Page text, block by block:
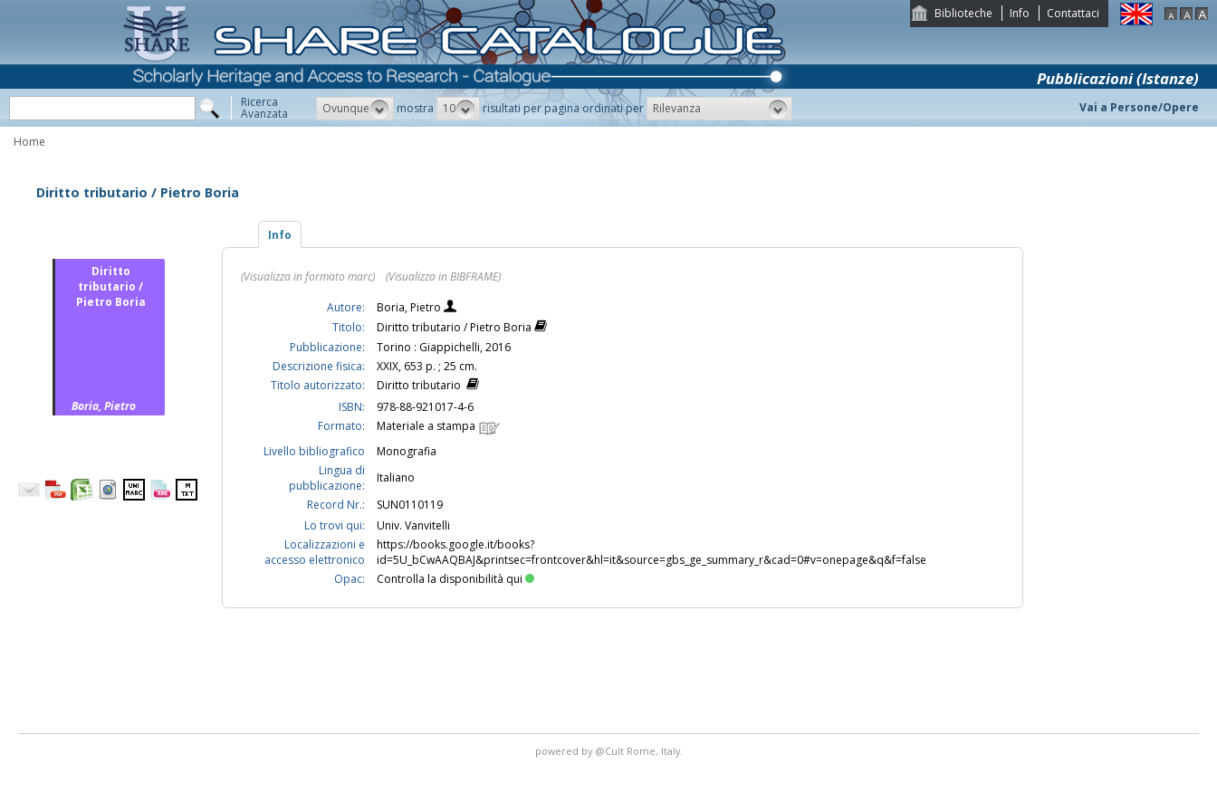
Biblioteche Info Contattaci
Pubblicazioni (Istanze)
Ricerca
Avanzata Ovunque mostra 10 risultati per pagina ordinati per Rilevanza Vai a Persone/Opere
Home
Diritto tributario / Pietro Boria
Diritto
tributario /
Pietro Boria
Boria, Pietro
Info
(Visualizza in formato marc)
(Visualizza in BIBFRAME)
Autore:
Boria, Pietro
Titolo:
Diritto tributario / Pietro Boria
Pubblicazione:
Torino : Giappichelli, 2016
Descrizione fisica:
XXIX, 653 p. ; 25 cm.
Titolo autorizzato:
Diritto tributario
ISBN:
978-88-921017-4-6
Formato:
Materiale a stampa
Livello bibliografico
Monografia
Lingua di
pubblicazione:
Italiano
Record Nr.:
SUN0110119
Lo trovi qui:
Univ. Vanvitelli
Localizzazioni e
accesso elettronico
https://books.google.it/books?
id=5U_bCwAAQBAJ&printsec=frontcover&hl=it&source=gbs_ge_summary_r&cad=0#v=onepage&q&f=false
Opac:
Controlla la disponibilità qui
powered by @Cult Rome, Italy.